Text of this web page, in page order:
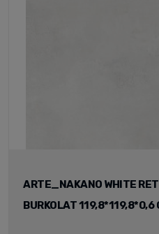
ARTE_NAKANO WHITE
BURKOLAT 119,8*119,8*0,6